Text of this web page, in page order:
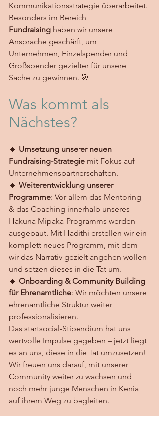
Kommunikationsstrategie überarbeitet.
Besonders im Bereich
Fundraising haben wir unsere
Ansprache geschärft, um
Unternehmen, Einzelspender und
Großspender gezielter für unsere
Sache zu gewinnen. 🎯
Was kommt als
Nächstes?
🔹 Umsetzung unserer neuen
Fundraising-Strategie mit Fokus auf
Unternehmenspartnerschaften.
🔹 Weiterentwicklung unserer
Programme: Vor allem das Mentoring
& das Coaching innerhalb unseres
Hakuna Mipaka-Programms werden
ausgebaut. Mit Hadithi erstellen wir ein
komplett neues Programm, mit dem
wir das Narrativ gezielt angehen wollen
und setzen dieses in die Tat um.
🔹 Onboarding & Community Building
für Ehrenamtliche: Wir möchten unsere
ehrenamtliche Struktur weiter
professionalisieren.
Das startsocial-Stipendium hat uns
wertvolle Impulse gegeben – jetzt liegt
es an uns, diese in die Tat umzusetzen!
Wir freuen uns darauf, mit unserer
Community weiter zu wachsen und
noch mehr junge Menschen in Kenia
auf ihrem Weg zu begleiten.